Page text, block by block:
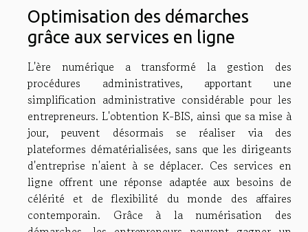
Optimisation des démarches
grâce aux services en ligne
L'ère numérique a transformé la gestion des
procédures administratives, apportant une
simplification administrative considérable pour les
entrepreneurs. L'obtention K-BIS, ainsi que sa mise à
jour, peuvent désormais se réaliser via des
plateformes dématérialisées, sans que les dirigeants
d'entreprise n'aient à se déplacer. Ces services en
ligne offrent une réponse adaptée aux besoins de
célérité et de flexibilité du monde des affaires
contemporain. Grâce à la numérisation des